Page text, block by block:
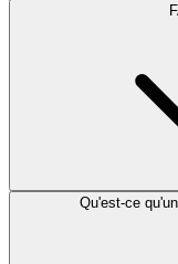
Qu'est-ce